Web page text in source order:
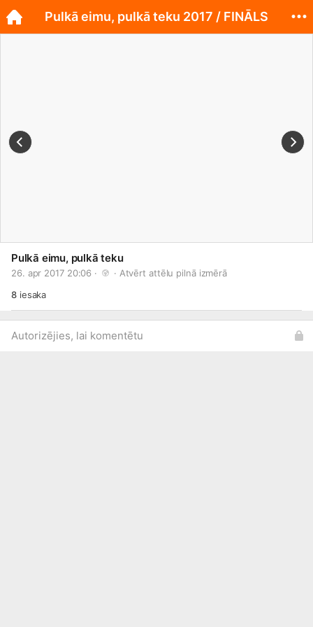
Pulkā eimu, pulkā teku
26. apr 2017 20:06 · · Atvērt attēlu pilnā izmērā
8iesaka
Autorizējies, lai komentētu
Pulkā eimu, pulkā teku 2017 / FINĀLS